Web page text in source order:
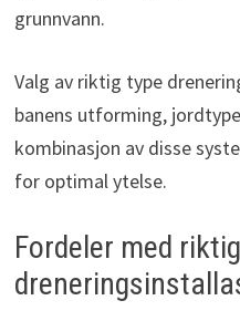
grunnvann.
Valg av riktig type
banens utforming,
kombinasjon av disse
for optimal ytelse.
Fordeler med riktig